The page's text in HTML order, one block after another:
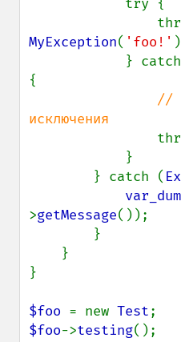
MyException( 'foo!'
}
{
//
исключения
        } catch (
>getMessage());
}
$foo = new Test
$foo->testing();